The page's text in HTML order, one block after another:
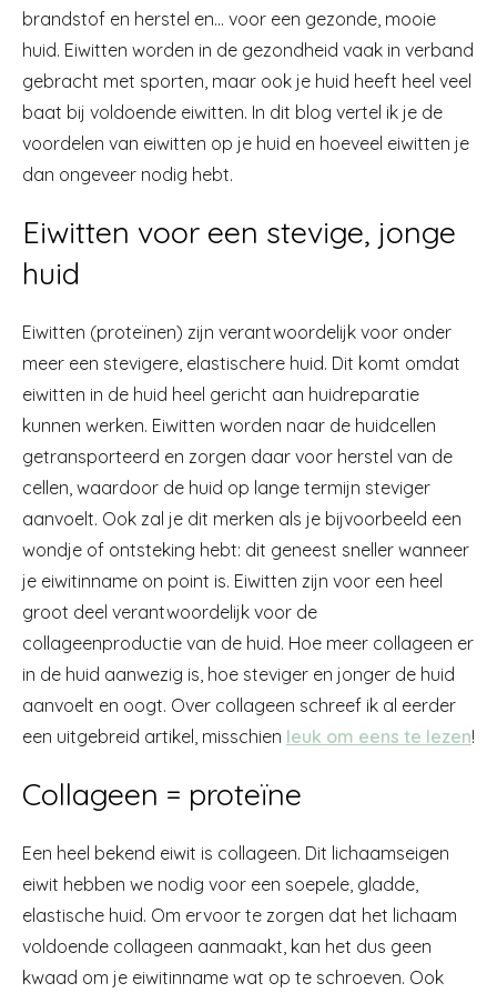
brandstof en herstel en… voor een gezonde, mooie
huid. Eiwitten worden in de gezondheid vaak in verband
gebracht met sporten, maar ook je huid heeft heel veel
baat bij voldoende eiwitten. In dit blog vertel ik je de
voordelen van eiwitten op je huid en hoeveel eiwitten je
dan ongeveer nodig hebt.
Eiwitten voor een stevige, jonge
huid
Eiwitten (proteïnen) zijn verantwoordelijk voor onder
meer een stevigere, elastischere huid. Dit komt omdat
eiwitten in de huid heel gericht aan huidreparatie
kunnen werken. Eiwitten worden naar de huidcellen
getransporteerd en zorgen daar voor herstel van de
cellen, waardoor de huid op lange termijn steviger
aanvoelt. Ook zal je dit merken als je bijvoorbeeld een
wondje of ontsteking hebt: dit geneest sneller wanneer
je eiwitinname on point is. Eiwitten zijn voor een heel
groot deel verantwoordelijk voor de
collageenproductie van de huid. Hoe meer collageen er
in de huid aanwezig is, hoe steviger en jonger de huid
aanvoelt en oogt. Over collageen schreef ik al eerder
een uitgebreid artikel, misschien leuk om eens te lezen!
Collageen = proteïne
Een heel bekend eiwit is collageen. Dit lichaamseigen
eiwit hebben we nodig voor een soepele, gladde,
elastische huid. Om ervoor te zorgen dat het lichaam
voldoende collageen aanmaakt, kan het dus geen
kwaad om je eiwitinname wat op te schroeven. Ook